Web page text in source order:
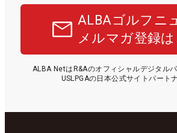
ALBAゴルフニ
メルマガ登録
ALBA NetはR&Aのオフィシャルデジタル
USLPGAの日本公式サイトパート